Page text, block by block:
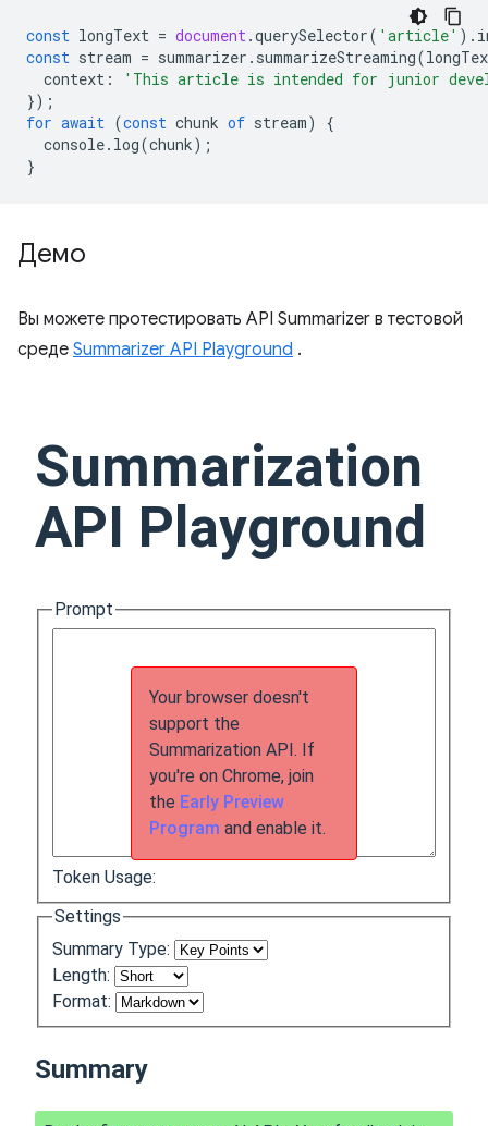
const longText = document.querySelector( 'article' ).
const stream = summarizer . summarizeStreaming(
context :
'This article is intended for junior
});
for await (const chunk of stream)
{
console. log(chunk);
}
Демо
Вы можете протестировать API Summarizer в тестовой
среде Summarizer API Playground .